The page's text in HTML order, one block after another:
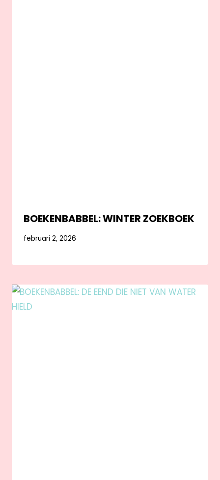
BOEKENBABBEL: WINTER ZOEKBOEK
februari 2, 2026